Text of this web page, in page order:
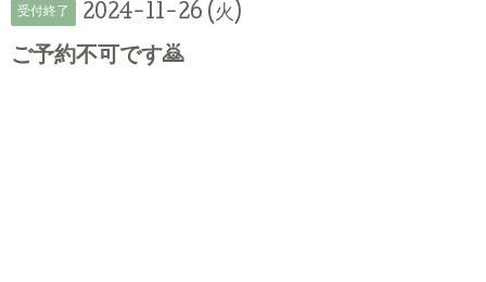
受付終了 2024-11-26 (火)
ご予約不可です🙇